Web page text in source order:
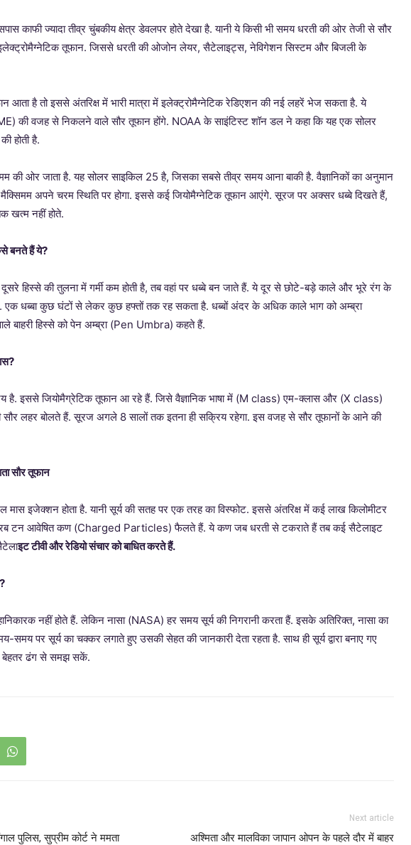
काफी ज्यादा तीव्र चुंबकीय क्षेत्र डेवलपर होते देखा है. यानी ये किसी भी समय धरती की ओर तेजी से सौर
तूफान. जिससे धरती की ओजोन लेयर, सैटेलाइट्स, नेविगेशन सिस्टम और बिजली के
आता है तो इससे अंतरिक्ष में भारी मात्रा में इलेक्ट्रोमैग्नेटिक रेडिएशन की नई लहरें भेज सकता है. ये
की वजह से निकलने वाले सौर तूफान होंगे. NOAA के साइंटिस्ट शॉन डल ने कहा कि यह एक सोलर
होती है.
की ओर जाता है. यह सोलर साइकिल 25 है, जिसका सबसे तीव्र समय आना बाकी है. वैज्ञानिकों का अनुमान
अपने चरम स्थिति पर होगा. इससे कई जियोमैग्नेटिक तूफान आएंगे. सूरज पर अक्सर धब्बे दिखते हैं,
खत्म नहीं होते.
बनते हैं ये?
हिस्से की तुलना में गर्मी कम होती है, तब वहां पर धब्बे बन जाते हैं. ये दूर से छोटे-बड़े काले और भूरे रंग के
एक धब्बा कुछ घंटों से लेकर कुछ हफ्तों तक रह सकता है. धब्बों अंदर के अधिक काले भाग को अम्ब्रा
बाहरी हिस्से को पेन अम्ब्रा (Pen Umbra) कहते हैं.
है. इससे जियोमैग्रेटिक तूफान आ रहे हैं. जिसे वैज्ञानिक भाषा में (M class) एम-क्लास और (X class)
सौर लहर बोलते हैं. सूरज अगले 8 सालों तक इतना ही सक्रिय रहेगा. इस वजह से सौर तूफानों के आने की
सौर तूफान
मास इजेक्शन होता है. यानी सूर्य की सतह पर एक तरह का विस्फोट. इससे अंतरिक्ष में कई लाख किलोमीटर
टन आवेषित कण (Charged Particles) फैलते हैं. ये कण जब धरती से टकराते हैं तब कई सैटेलाइट
इट टीवी और रेडियो संचार को बाधित करते हैं.
नहीं होते हैं. लेकिन नासा (NASA) हर समय सूर्य की निगरानी करता हैं. इसके अतिरिक्त, नासा का
समय पर सूर्य का चक्कर लगाते हुए उसकी सेहत की जानकारी देता रहता है. साथ ही सूर्य द्वारा बनाए गए
बेहतर ढंग से समझ सकें.
पुलिस, सुप्रीम कोर्ट ने ममता
Next article
अश्मिता और मालविका जापान ओपन के पहले दौर में बाहर